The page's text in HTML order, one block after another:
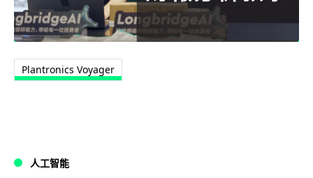
Plantronics Voyager
人工智能